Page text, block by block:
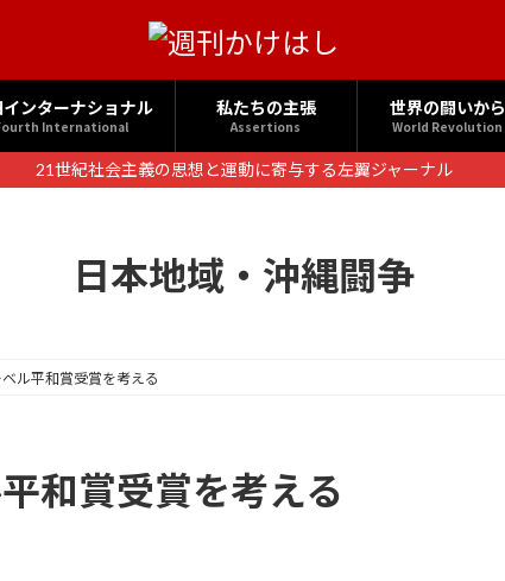
ンターナショナル
International
私たちの主張
Assertions
世界の闘いから
World Revolution
21世紀社会主義の思想と運動に寄与する左翼ジャーナル
日本地域・沖縄闘争
ル平和賞受賞を考える
和賞受賞を考える